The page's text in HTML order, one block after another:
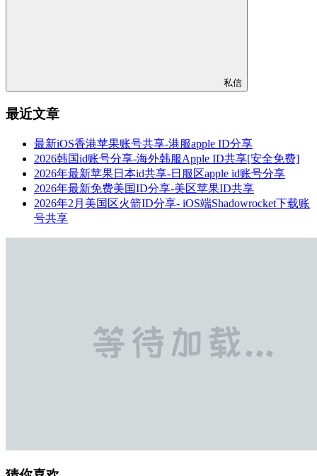
私信
最近文章
最新iOS香港苹果账号共享-港服apple ID分享
2026韩国id账号分享-海外韩服Apple ID共享[安全免费]
2026年最新苹果日本id共享-日服区apple id账号分享
2026年最新免费美国ID分享-美区苹果ID共享
2026年2月美国区火箭ID分享- iOS端Shadowrocket下载账
号共享